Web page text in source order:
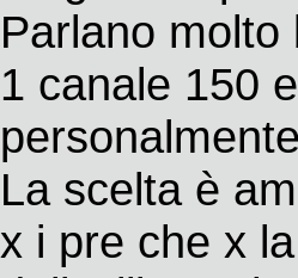
Parlano
1 canale 150
La scelta è
x i pre che x